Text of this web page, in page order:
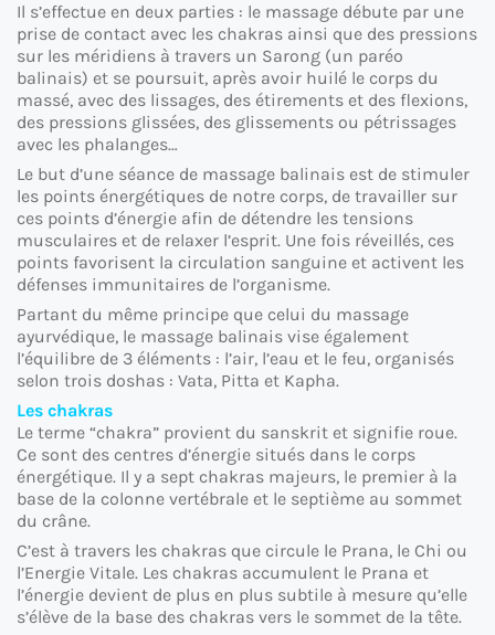
Il s’effectue en deux parties : le massage débute par une
prise de contact avec les chakras ainsi que des pressions
sur les méridiens à travers un Sarong (un paréo
balinais) et se poursuit, après avoir huilé le corps du
massé, avec des lissages, des étirements et des flexions,
des pressions glissées, des glissements ou pétrissages
avec les phalanges…
Le but d’une séance de massage balinais est de stimuler
les points énergétiques de notre corps, de travailler sur
ces points d’énergie afin de détendre les tensions
musculaires et de relaxer l’esprit. Une fois réveillés, ces
points favorisent la circulation sanguine et activent les
défenses immunitaires de l’organisme.
Partant du même principe que celui du massage
ayurvédique, le massage balinais vise également
l’équilibre de 3 éléments : l’air, l’eau et le feu, organisés
selon trois doshas : Vata, Pitta et Kapha.
Les chakras
Le terme “chakra” provient du sanskrit et signifie roue.
Ce sont des centres d’énergie situés dans le corps
énergétique. Il y a sept chakras majeurs, le premier à la
base de la colonne vertébrale et le septième au sommet
du crâne.
C’est à travers les chakras que circule le Prana, le Chi ou
l’Energie Vitale. Les chakras accumulent le Prana et
l’énergie devient de plus en plus subtile à mesure qu’elle
s’élève de la base des chakras vers le sommet de la tête.